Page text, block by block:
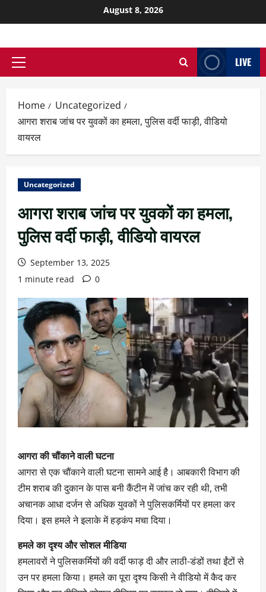
August 8, 2026
LIVE
Home
Uncategorized
आगरा शराब जांच पर युवकों का हमला, पुलिस वर्दी फाड़ी, वीडियो
वायरल
Uncategorized
आगरा शराब जांच पर युवकों का हमला,
पुलिस वर्दी फाड़ी, वीडियो वायरल
September 13, 2025
1 minute read
0
आगरा की चौंकाने वाली घटना
आगरा से एक चौंकाने वाली घटना सामने आई है। आबकारी विभाग की
टीम शराब की दुकान के पास बनी कैंटीन में जांच कर रही थी, तभी
अचानक आधा दर्जन से अधिक युवकों ने पुलिसकर्मियों पर हमला कर
दिया। इस हमले ने इलाके में हड़कंप मचा दिया।
हमले का दृश्य और सोशल मीडिया
हमलावरों ने पुलिसकर्मियों की वर्दी फाड़ दी और लाठी-डंडों तथा ईंटों से
उन पर हमला किया। हमले का पूरा दृश्य किसी ने वीडियो में कैद कर